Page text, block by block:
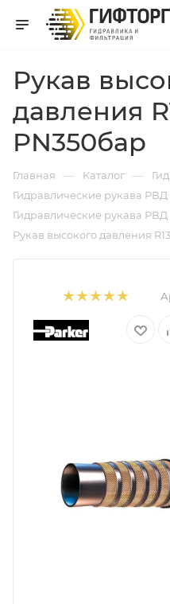
Рукав
давления
PN350бар
Главная — Каталог —
Гидравлические рукава РВД
Гидравлические рукава
Рукав высокого давления